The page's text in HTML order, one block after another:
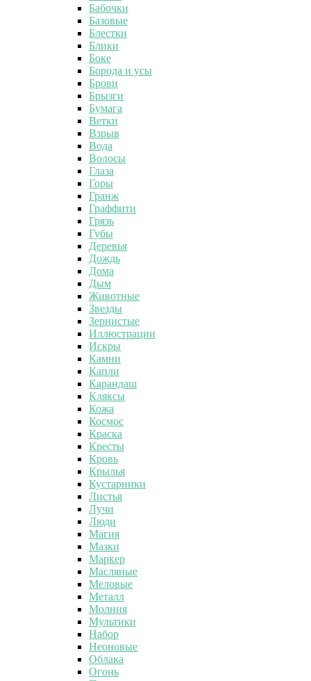
Бабочки
Базовые
Блестки
Блики
Боке
Борода и усы
Брови
Брызги
Бумага
Ветки
Взрыв
Вода
Волосы
Глаза
Горы
Гранж
Граффити
Грязь
Губы
Деревья
Дождь
Дома
Дым
Животные
Звезды
Зернистые
Иллюстрации
Искры
Камни
Капли
Карандаш
Кляксы
Кожа
Космос
Краска
Кресты
Кровь
Крылья
Кустарники
Листья
Лучи
Люди
Магия
Мазки
Маркер
Масляные
Меловые
Металл
Молния
Мультики
Набор
Неоновые
Облака
Огонь